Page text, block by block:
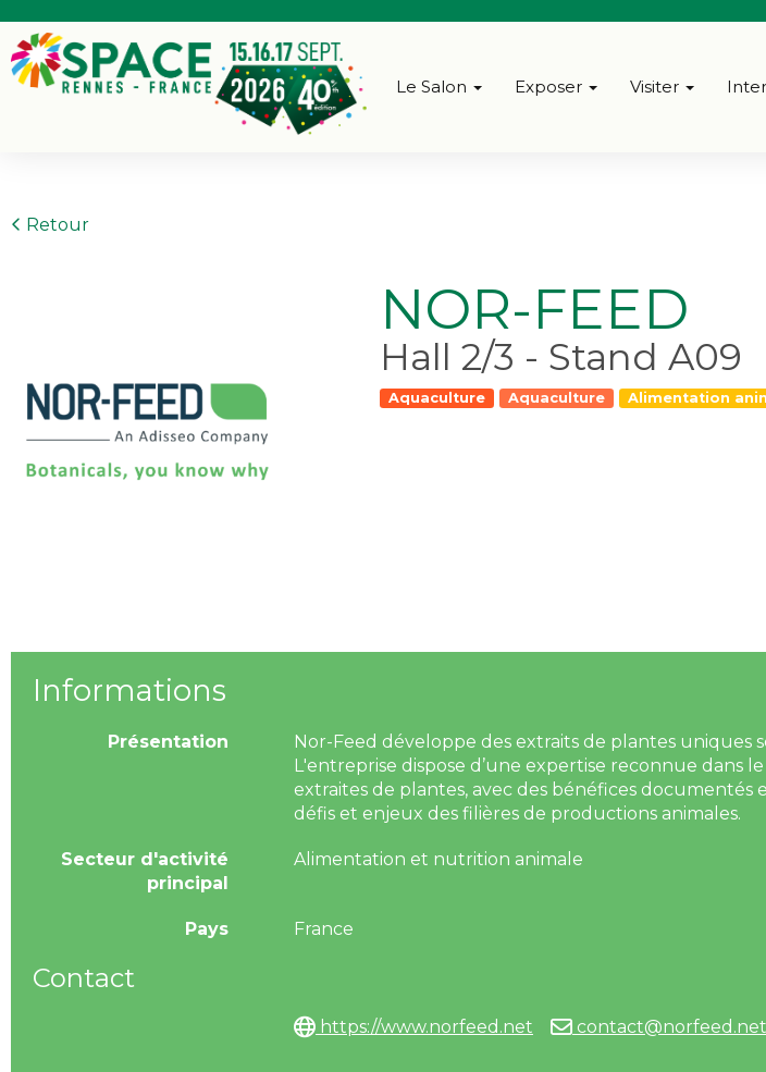
Le Salon Exposer Visiter
Retour
NOR-FEED
Hall 2/3 - Stand A09
Aquaculture Aquaculture Alimentation
Informations
Présentation
Nor-Feed développe des extraits de plantes uniques
L'entreprise dispose d’une expertise reconnue dans
extraites de plantes, avec des bénéfices
défis et enjeux des filières de productions animales.
Secteur d'activité
principal
Alimentation et nutrition animale
Pays France
Contact
https://www.norfeed.net contact@norfeed.net